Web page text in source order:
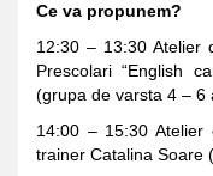
Ce va propunem?
12:30 – 13:30 Atelier
Prescolari “English
(grupa de varsta 4 – 6
14:00 – 15:30 Atelier
trainer Catalina Soare